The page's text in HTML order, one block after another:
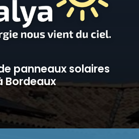
panneaux solaires
Bordeaux